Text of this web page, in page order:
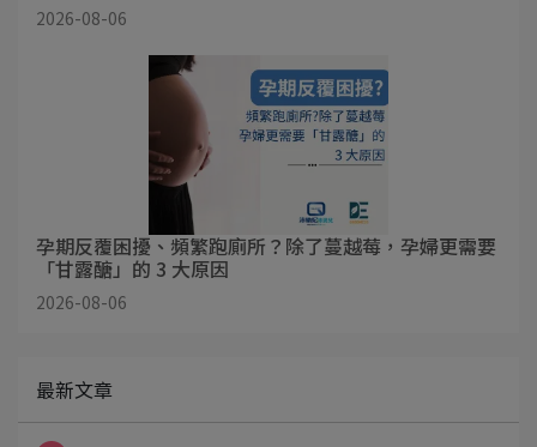
2026-08-06
孕期反覆困擾、頻繁跑廁所？除了蔓越莓，孕婦更需要
「甘露醣」的 3 大原因
2026-08-06
最新文章